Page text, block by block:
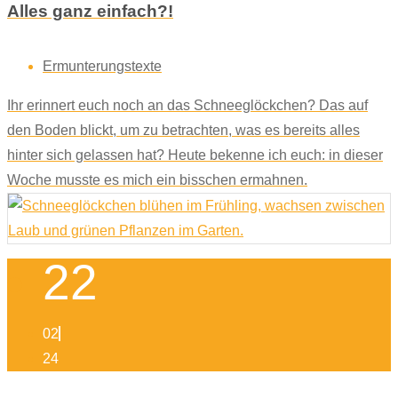
Alles ganz einfach?!
Ermunterungstexte
Ihr erinnert euch noch an das Schneeglöckchen? Das auf
den Boden blickt, um zu betrachten, was es bereits alles
hinter sich gelassen hat? Heute bekenne ich euch: in dieser
Woche musste es mich ein bisschen ermahnen.
22
02
24